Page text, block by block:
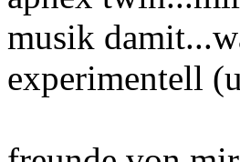
musik
experimentell